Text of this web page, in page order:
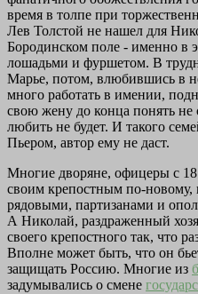
время в толпе при
Лев Толстой не нашел для
Бородинском поле - именно в
лошадьми и фуршетом. В
Марье, потом, влюбившись в
много работать в имении,
свою жену до конца понять не
любить не будет. И такого
Пьером, автор ему не даст.
Многие дворяне, офицеры с
своим крепостным по-новому,
рядовыми, партизанами и
А Николай, раздраженный
своего крепостного так, что
Вполне может быть, что он
защищать Россию. Многие из
задумывались о смене